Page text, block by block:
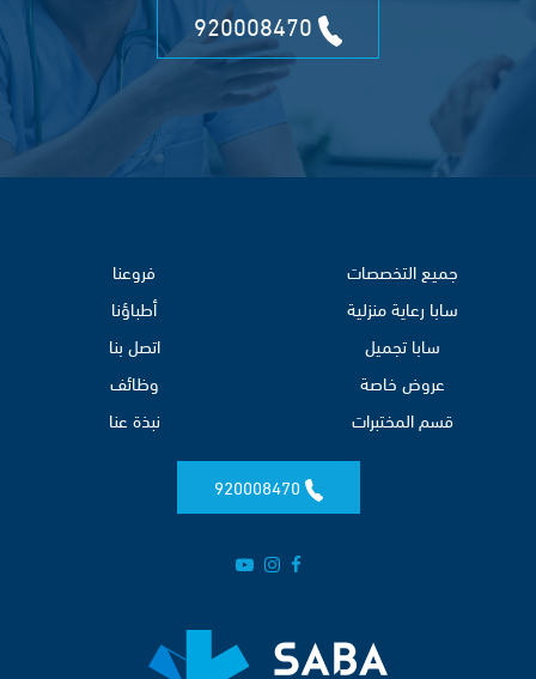
جميع التخصصات
سابا رعاية منزلية
سابا تجميل
عروض خاصة
قسم المختبرات
فروعنا
أطباؤنا
اتصل بنا
وظائف
نبذة عنا